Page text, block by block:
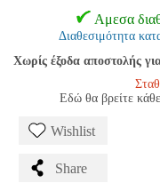
Αμεσα
Διαθεσιμότητα
Χωρίς έξοδα αποστολής
Εδώ θα βρείτε κάθε
Wishlist
Share